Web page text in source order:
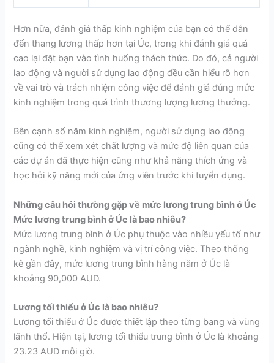
Hơn nữa, đánh giá thấp kinh nghiệm của bạn có thể dẫn
đến thang lương thấp hơn tại Úc, trong khi đánh giá quá
cao lại đặt bạn vào tình huống thách thức. Do đó, cả người
lao động và người sử dụng lao động đều cần hiểu rõ hơn
về vai trò và trách nhiệm công việc để đánh giá đúng mức
kinh nghiệm trong quá trình thương lượng lương thưởng.
Bên cạnh số năm kinh nghiệm, người sử dụng lao động
cũng có thể xem xét chất lượng và mức độ liên quan của
các dự án đã thực hiện cũng như khả năng thích ứng và
học hỏi kỹ năng mới của ứng viên trước khi tuyển dụng.
Những câu hỏi thường gặp về mức lương trung bình ở Úc
Mức lương trung bình ở Úc là bao nhiêu?
Mức lương trung bình ở Úc phụ thuộc vào nhiều yếu tố như
ngành nghề, kinh nghiệm và vị trí công việc. Theo thống
kê gần đây, mức lương trung bình hàng năm ở Úc là
khoảng 90,000 AUD.
Lương tối thiểu ở Úc là bao nhiêu?
Lương tối thiểu ở Úc được thiết lập theo từng bang và vùng
lãnh thổ. Hiện tại, lương tối thiểu trung bình ở Úc là khoảng
23.23 AUD mỗi giờ.